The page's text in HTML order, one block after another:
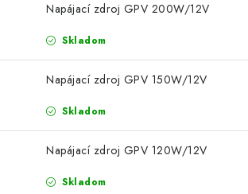
ELEKTROMATERIÁL
VENTILÁTORY
SAMSUNG SVIETIDLÁ
SOLÁRNE SYSTÉMY
SEZÓNNE VÝPREDAJE POĽNOPOTREBY
Napájací zdroj GPV 200W/12V
Skladom
Napájací zdroj GPV 150W/12V
Skladom
Napájací zdroj GPV 120W/12V
Skladom